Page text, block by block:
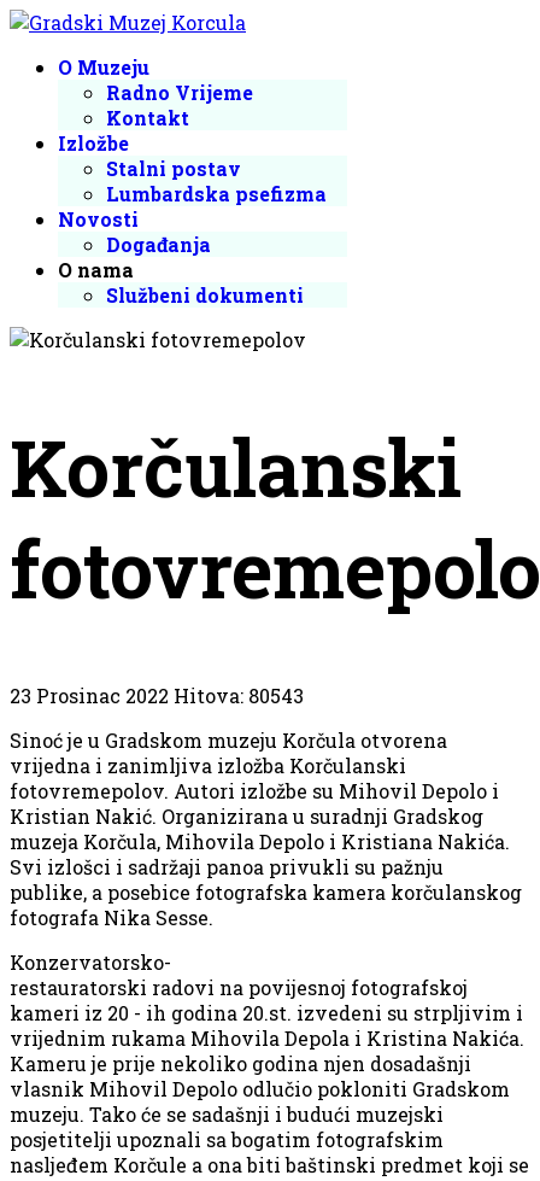
O Muzeju
Radno Vrijeme
Kontakt
Izložbe
Stalni postav
Lumbardska psefizma
Novosti
Događanja
O nama
Službeni dokumenti
Korčulanski
23 Prosinac 2022 Hitova: 80543
Sinoć je u Gradskom muzeju Korčula otvorena
vrijedna i zanimljiva izložba Korčulanski
fotovremepolov. Autori izložbe su Mihovil Depolo i
Kristian Nakić. Organizirana u suradnji Gradskog
muzeja Korčula, Mihovila Depolo i Kristiana Nakića.
Svi izlošci i sadržaji panoa privukli su pažnju
publike, a posebice fotografska kamera korčulanskog
fotografa Nika Sesse.
Konzervatorsko-
restauratorski radovi na povijesnoj fotografskoj
kameri iz 20 - ih godina 20.st. izvedeni su strpljivim i
vrijednim rukama Mihovila Depola i Kristina Nakića.
Kameru je prije nekoliko godina njen dosadašnji
vlasnik Mihovil Depolo odlučio pokloniti Gradskom
muzeju. Tako će se sadašnji i budući muzejski
posjetitelji upoznali sa bogatim fotografskim
nasljeđem Korčule a ona biti baštinski predmet koji se